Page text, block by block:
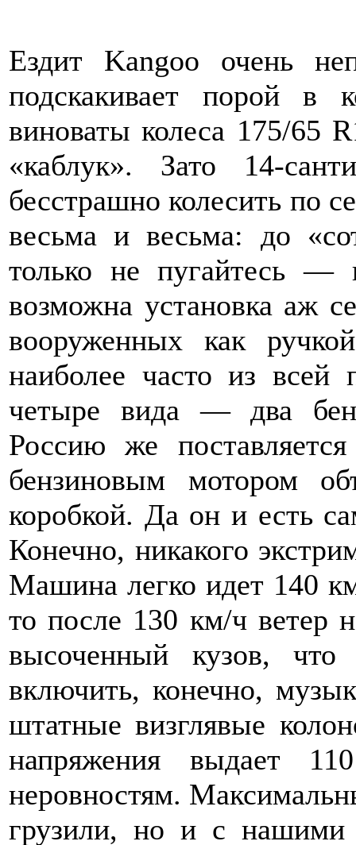
Ездит Kangoo очень
подскакивает порой в
виноваты колеса 175/
«каблук». Зато 14-
бесстрашно колесить по
весьма и весьма: до
только не пугайтесь —
возможна установка аж
вооруженных как
наиболее часто из всей
четыре вида — два
Россию же
бензиновым мотором
коробкой. Да он и есть
Конечно, никакого
Машина легко идет 140
то после 130 км/ч ветер
высоченный кузов,
включить, конечно,
штатные визглявые
напряжения выдает
неровностям.
грузили, но и с нашими